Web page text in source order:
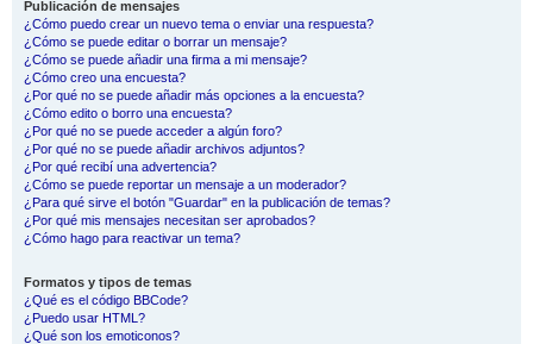
Publicación de mensajes
¿Cómo puedo crear un nuevo tema o enviar una respuesta?
¿Cómo se puede editar o borrar un mensaje?
¿Cómo se puede añadir una firma a mi mensaje?
¿Cómo creo una encuesta?
¿Por qué no se puede añadir más opciones a la encuesta?
¿Cómo edito o borro una encuesta?
¿Por qué no se puede acceder a algún foro?
¿Por qué no se puede añadir archivos adjuntos?
¿Por qué recibí una advertencia?
¿Cómo se puede reportar un mensaje a un moderador?
¿Para qué sirve el botón "Guardar" en la publicación de temas?
¿Por qué mis mensajes necesitan ser aprobados?
¿Cómo hago para reactivar un tema?
Formatos y tipos de temas
¿Qué es el código BBCode?
¿Puedo usar HTML?
¿Qué son los emoticonos?